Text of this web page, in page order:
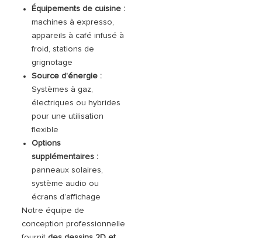
Équipements de cuisine :
machines à expresso,
appareils à café infusé à
froid, stations de
grignotage
Source d'énergie :
Systèmes à gaz,
électriques ou hybrides
pour une utilisation
flexible
Options
supplémentaires :
panneaux solaires,
système audio ou
écrans d’affichage
Notre équipe de
conception professionnelle